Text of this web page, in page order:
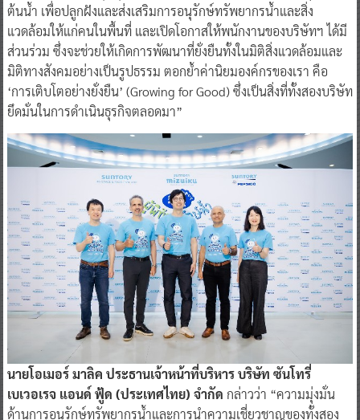
ต้นน้ำ เพื่อปลูกฝังและส่งเสริมการอนุรักษ์ทรัพยากรน้ำและสิ่ง
แวดล้อมให้แก่คนในพื้นที่ และเปิดโอกาสให้พนักงานของบริษัทฯ ได้มี
ส่วนร่วม ซึ่งจะช่วยให้เกิดการพัฒนาที่ยั่งยืนทั้งในมิติสิ่งแวดล้อมและ
มิติทางสังคมอย่างเป็นรูปธรรม ตอกย้ำค่านิยมองค์กรของเรา คือ
‘การเติบโตอย่างยั่งยืน’ (Growing for Good) ซึ่งเป็นสิ่งที่ทั้งสองบริษัท
ยึดมั่นในการดำเนินธุรกิจตลอดมา”
นายโอเมอร์ มาลิค ประธานเจ้าหน้าที่บริหาร บริษัท ซันโทรี่
เบเวอเรจ แอนด์ ฟู้ด (ประเทศไทย) จำกัด กล่าวว่า “ความมุ่งมั่น
ด้านการอนุรักษ์ทรัพยากรน้ำและการนำความเชี่ยวชาญของทั้งสอง